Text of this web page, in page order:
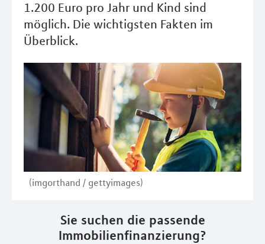
1.200 Euro pro Jahr und Kind sind
möglich. Die wichtigsten Fakten im
Überblick.
(imgorthand / gettyimages)
Sie suchen die passende
Immobilienfinanzierung?